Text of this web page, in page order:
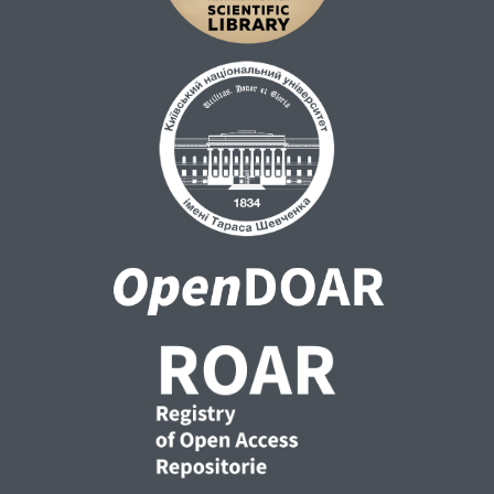
психічних процесах. Дослідники
аналізують раціональний та
ірраціональний елемент у релігійній вірі, а
також активно розглядають проблему
прихованості Бога та суб'єктивний досвід
його присутності. З'ясовано, що у своїх
роботах сучасні іноземні науковці
намагаються проаналізувати
взаємозв'язок між феноменом віри та
переконання та довіра. У їхніх працях віра
набуває низки особливих контекстів: віра
Абсолюту; віра як сподівання на можливі
варіанти майбутнього та божественне
втручання; віра як бажання існування Бога;
віра як стійке переконання в істинності
релігійної парадигми. Показано, що віру
також досліджує низка іноземних